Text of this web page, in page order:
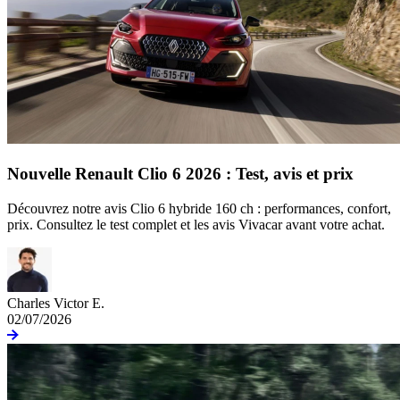
Nouvelle Renault Clio 6 2026 : Test, avis et prix
Découvrez notre avis Clio 6 hybride 160 ch : performances, confort,
prix. Consultez le test complet et les avis Vivacar avant votre achat.
Charles Victor E.
02/07/2026